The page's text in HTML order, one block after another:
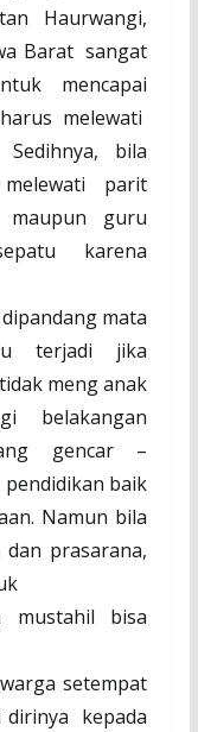
Haurwangi,
Barat sangat
mencapai
melewati
bila
parit
guru
karena
mata
terjadi jika
meng anak
belakangan
gencar –
baik
Namun bila
prasarana,
mustahil bisa
setempat
dirinya kepada